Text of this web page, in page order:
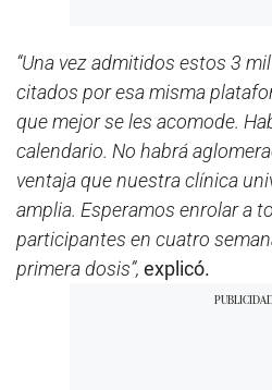
“Una vez admitidos estos 3
citados por esa misma
que mejor se les acomode.
calendario. No habrá
ventaja que nuestra clínica
amplia. Esperamos enrolar a
participantes en cuatro
primera dosis”, explicó.